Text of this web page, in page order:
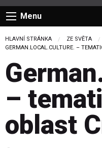
Menu
HLAVNÍ STRÁNKA
ZE SVĚTA
CURRENT:
GERMAN.LOCAL.CULTURE. –
–
oblast